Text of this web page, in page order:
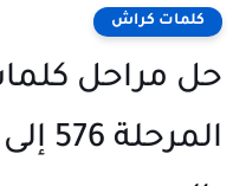
كلمات كراش
حل مراحل